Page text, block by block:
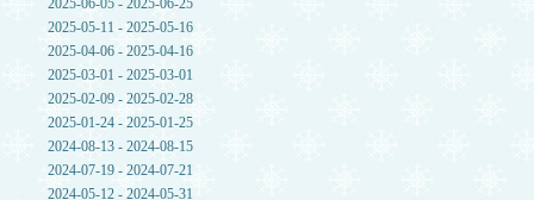
2025-06-05 - 2025-06-25
2025-05-11 - 2025-05-16
2025-04-06 - 2025-04-16
2025-03-01 - 2025-03-01
2025-02-09 - 2025-02-28
2025-01-24 - 2025-01-25
2024-08-13 - 2024-08-15
2024-07-19 - 2024-07-21
2024-05-12 - 2024-05-31